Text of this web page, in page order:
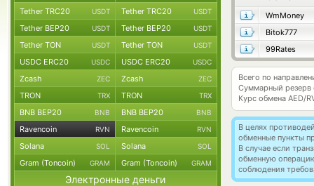
WmMoney
Bitok777
99Rates
Всего по
Суммарный резерв
Курс обмена AED/
В целях
обменные пункты
В случае если
обменную
соблюдения
Tether TRC20 USDT Tether TRC20 USDT
Tether BEP20 USDT Tether BEP20 USDT
Tether TON USDT Tether TON USDT
USDC ERC20 USDC USDC ERC20 USDC
Zcash ZEC Zcash ZEC
TRON TRX TRON TRX
BNB BEP20 BNB BNB BEP20 BNB
Ravencoin RVN Ravencoin RVN
Solana SOL Solana SOL
Gram (Toncoin) GRAM Gram (Toncoin) GRAM
Электронные деньги